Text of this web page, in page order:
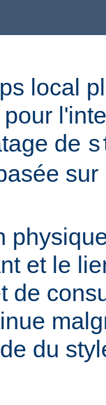
local
de
sur
et le
de
du